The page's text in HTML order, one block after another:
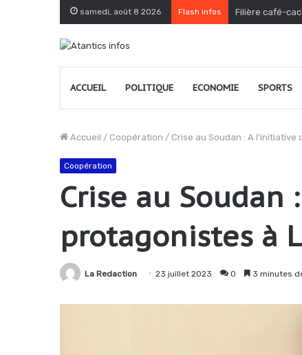
samedi, août 8 2026 Flash infos Filière café-
ACCUEIL POLITIQUE ECONOMIE SPORTS
Accueil / Coopération / Crise au Soudan : A
Coopération
Crise au Soudan
protagonistes à
La Redaction 23 juillet 2023 0 3 minutes